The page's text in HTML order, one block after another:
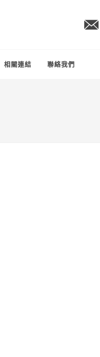
相關連結 聯絡我們